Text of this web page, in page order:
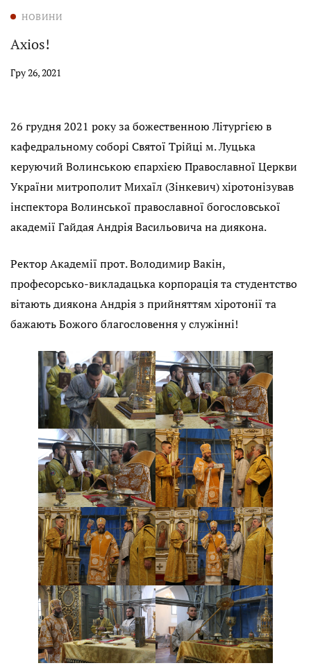
НОВИНИ
Axios!
Гру 26, 2021
26 грудня 2021 року за божественною Літургією в
кафедральному соборі Святої Трійці м. Луцька
керуючий Волинською єпархією Православної Церкви
України митрополит Михаїл (Зінкевич) хіротонізував
інспектора Волинської православної богословської
академії Гайдая Андрія Васильовича на диякона.
Ректор Академії прот. Володимир Вакін,
професорсько-викладацька корпорація та студентство
вітають диякона Андрія з прийняттям хіротонії та
бажають Божого благословення у служінні!